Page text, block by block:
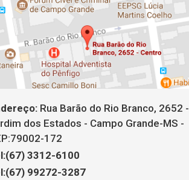
Rua Barão do Rio Branco, 2652 -
dos Estados - Campo Grande-MS -
172
3312-6100
99272-3287